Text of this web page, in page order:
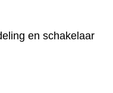
en schakelaar